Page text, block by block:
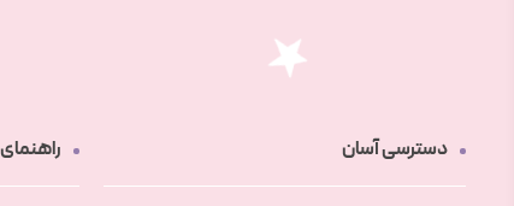
دسترسی آسان